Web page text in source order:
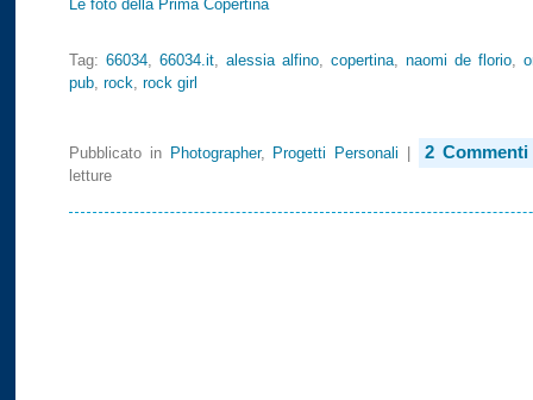
Le foto della Prima Copertina
Tag: 66034 66034.it alessia alfino copertina naomi de florio
pub rock rock girl
Pubblicato in Photographer, Progetti Personali 2 Commenti
letture